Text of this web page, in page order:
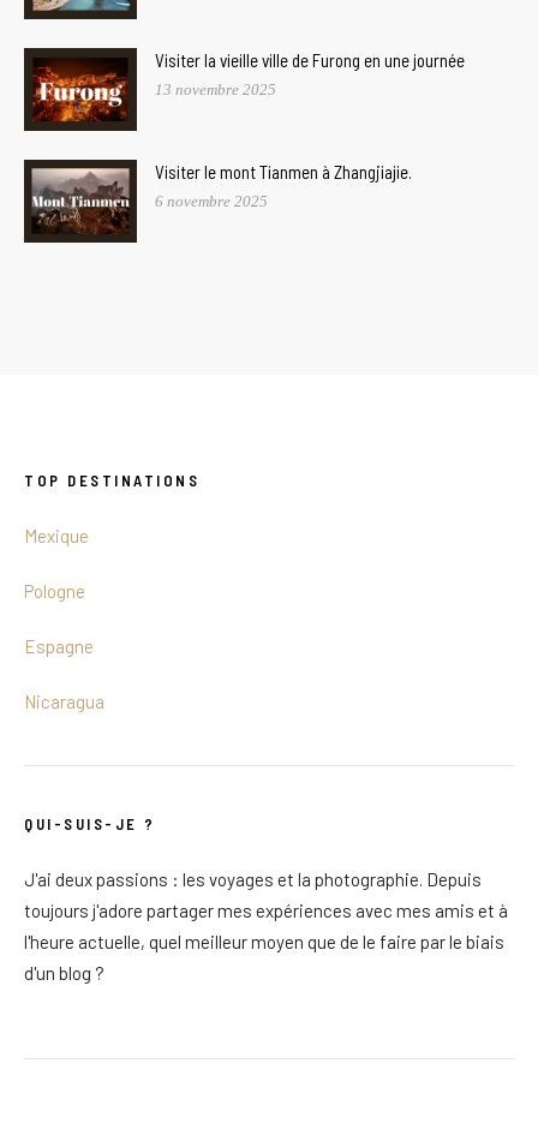
Visiter la vieille ville de Furong en une journée
13 novembre 2025
Visiter le mont Tianmen à Zhangjiajie.
6 novembre 2025
TOP DESTINATIONS
Mexique
Pologne
Espagne
Nicaragua
QUI-SUIS-JE ?
J'ai deux passions : les voyages et la photographie. Depuis
toujours j'adore partager mes expériences avec mes amis et à
l'heure actuelle, quel meilleur moyen que de le faire par le biais
d'un blog ?